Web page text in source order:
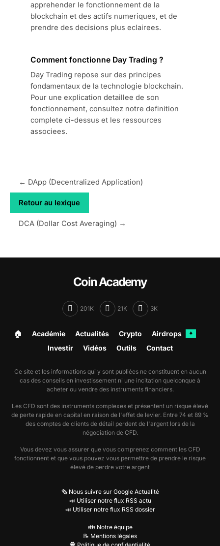
apprehender le fonctionnement de la
blockchain et des actifs numeriques, et de
prendre des decisions plus eclairees.
Comment fonctionne Day Trading ?
Day Trading repose sur des principes
fondamentaux de la technologie blockchain.
Pour une explication detaillee de son
fonctionnement, consultez notre definition
complete ci-dessus et les ressources
associees.
← DApp (Decentralized Application)
Retour au lexique
DCA (Dollar Cost Averaging) →
Coin Academy
201K 21K 3K
🏠︎ Académie Actualités Crypto Airdrops ✦
Investir Vidéos Outils Contact
Ce site et les informations qui y sont publiées ne constituent en aucun
cas des conseils en investissement ni une incitation quelconque à
acheter ou vendre des instruments financiers.
Les CFD sont des instruments complexes et présentent un risque élevé
de perte rapide en capital en raison de l'effet de levier. Entre 74 et 89 %
des comptes de clients de détail perdent de l'argent lors de la
négociation de CFD.
Vous devez vous assurer que vous comprenez comment les CFD
fonctionnent et que vous pouvez vous permettre de prendre le risque
élevé de perdre votre argent
🗞️ Nous suivre sur Google Actualité
📣 Utiliser notre flux RSS actu
📣 Utiliser notre flux RSS dossier
👪 Notre équipe
📝 Mentions légales